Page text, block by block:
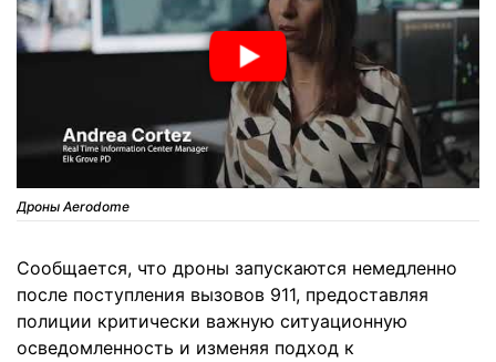
Дроны Aerodome
Сообщается, что дроны запускаются немедленно
после поступления вызовов 911, предоставляя
полиции критически важную ситуационную
осведомленность и изменяя подход к